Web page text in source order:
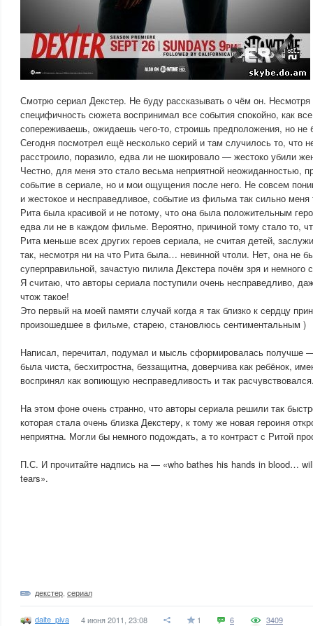
Смотрю сериал Декстер. Не буду рассказывать о чём он.
специфичность сюжета воспринимал все события спокойно, как
сопереживаешь, ожидаешь чего-то, строишь предположения, но не
Сегодня посмотрел ещё несколько серий и там случилось то, что
расстроило, поразило, едва ли не шокировало — жестоко убили
Честно, для меня это стало весьма неприятной неожиданностью,
событие в сериале, но и мои ощущения после него. Не совсем
и жестокое и несправедливое, событие из фильма так сильно
Рита была красивой и не потому, что она была положительным
едва ли не в каждом фильме. Вероятно, причиной тому стало то,
Рита меньше всех других героев сериала, не считая детей,
так, несмотря ни на что Рита была… невинной чтоли. Нет, она не
суперправильной, зачастую пилила Декстера почём зря и
Я считаю, что авторы сериала поступили очень несправедливо,
чтож такое!
Это первый на моей памяти случай когда я так близко к сердцу
произошедшее в фильме, старею, становлюсь сентиментальным )
Написал, перечитал, подумал и мысль сформировалась получше
была чиста, бесхитростна, беззащитна, доверчива как ребёнок,
воспринял как вопиющую несправедливость и так
На этом фоне очень странно, что авторы сериала решили так
которая стала очень близка Декстеру, к тому же новая героиня
неприятна. Могли бы немного подождать, а то контраст с Ритой
П.С. И прочитайте надпись на — «who bathes his hands in blood…
tears».
декстер сериал
daite_piva 4 июня 2011, 23:08 1 6 3409